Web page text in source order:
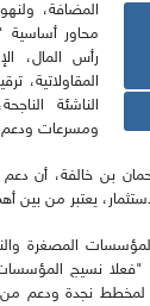
المضافة،
محاور أساسية
رأس المال،
المقاولاتية،
الناشئة
ومسرعات ودعم
بن خالفة، أن
يعتبر من
المصغرة
نسيج
لكنه بحاجة لمخطط